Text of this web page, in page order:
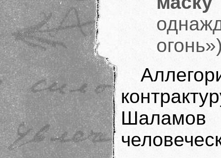
Шаламов